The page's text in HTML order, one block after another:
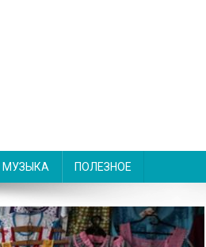
МУЗЫКА ПОЛЕЗНОЕ